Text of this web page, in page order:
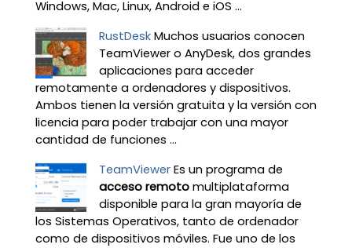
Windows, Mac, Linux, Android e iOS ...
RustDesk Muchos usuarios conocen
TeamViewer o AnyDesk, dos grandes
aplicaciones para acceder
remotamente a ordenadores y dispositivos.
Ambos tienen la versión gratuita y la versión con
licencia para poder trabajar con una mayor
cantidad de funciones ...
TeamViewer Es un programa de
acceso remotomultiplataforma
disponible para la gran mayoría de
los Sistemas Operativos, tanto de ordenador
como de dispositivos móviles. Fue uno de los